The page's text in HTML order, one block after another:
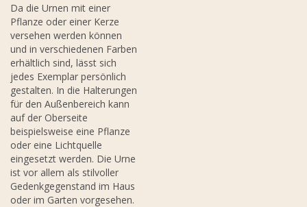
Da die Urnen mit einer
Pflanze oder einer Kerze
versehen werden können
und in verschiedenen Farben
erhältlich sind, lässt sich
jedes Exemplar persönlich
gestalten. In die Halterungen
für den Außenbereich kann
auf der Oberseite
beispielsweise eine Pflanze
oder eine Lichtquelle
eingesetzt werden. Die Urne
ist vor allem als stilvoller
Gedenkgegenstand im Haus
oder im Garten vorgesehen.